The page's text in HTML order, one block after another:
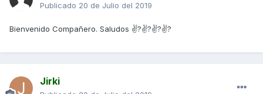
Publicado 20 de Julio del 2019
Bienvenido Compañero. Saludos ✌?✌?✌?✌?
Jirki